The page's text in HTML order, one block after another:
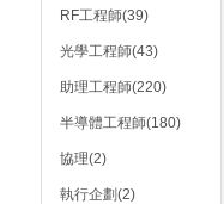
RF工程師(39)
光學工程師(43)
助理工程師(220)
半導體工程師(180)
協理(2)
執行企劃(2)